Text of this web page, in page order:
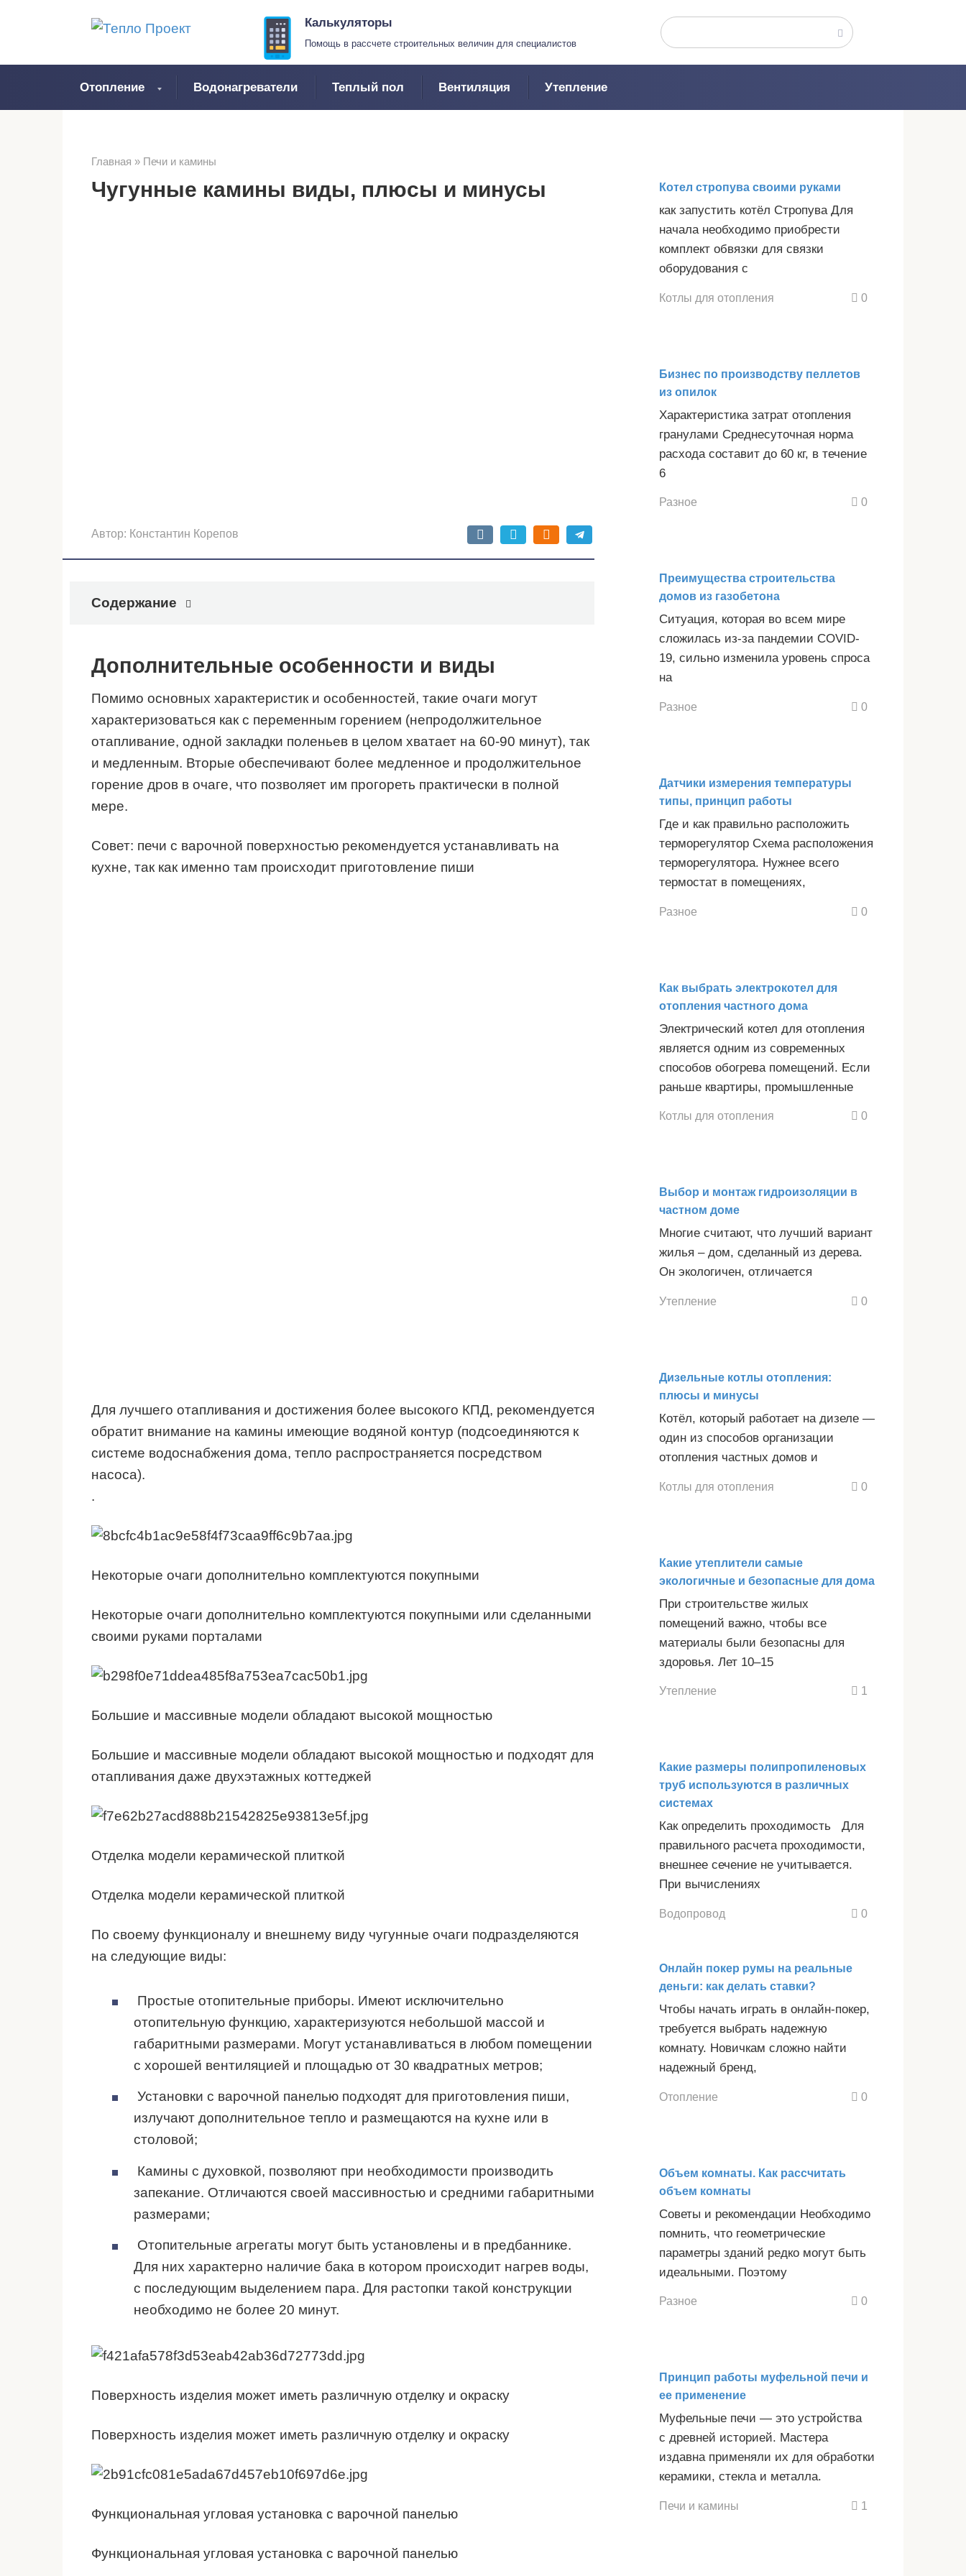
Калькуляторы
Помощь в рассчете строительных величин для специалистов
Поиск:
Отопление Водонагреватели Теплый пол Вентиляция Утепление
Главная » Печи и камины
Чугунные камины виды, плюсы и минусы
Автор: Константин Корепов
Содержание
Дополнительные особенности и виды
Помимо основных характеристик и особенностей, такие очаги могут
характеризоваться как с переменным горением (непродолжительное
отапливание, одной закладки поленьев в целом хватает на 60-90 минут), так
и медленным. Вторые обеспечивают более медленное и продолжительное
горение дров в очаге, что позволяет им прогореть практически в полной
мере.
Совет: печи с варочной поверхностью рекомендуется устанавливать на
кухне, так как именно там происходит приготовление пиши
Для лучшего отапливания и достижения более высокого КПД, рекомендуется
обратит внимание на камины имеющие водяной контур (подсоединяются к
системе водоснабжения дома, тепло распространяется посредством
насоса).
.
Некоторые очаги дополнительно комплектуются покупными
Некоторые очаги дополнительно комплектуются покупными или сделанными
своими руками порталами
Большие и массивные модели обладают высокой мощностью
Большие и массивные модели обладают высокой мощностью и подходят для
отапливания даже двухэтажных коттеджей
Отделка модели керамической плиткой
Отделка модели керамической плиткой
По своему функционалу и внешнему виду чугунные очаги подразделяются
на следующие виды:
Простые отопительные приборы. Имеют исключительно
отопительную функцию, характеризуются небольшой массой и
габаритными размерами. Могут устанавливаться в любом помещении
с хорошей вентиляцией и площадью от 30 квадратных метров;
Установки с варочной панелью подходят для приготовления пиши,
излучают дополнительное тепло и размещаются на кухне или в
столовой;
Камины с духовкой, позволяют при необходимости производить
запекание. Отличаются своей массивностью и средними габаритными
размерами;
Отопительные агрегаты могут быть установлены и в предбаннике.
Для них характерно наличие бака в котором происходит нагрев воды,
с последующим выделением пара. Для растопки такой конструкции
необходимо не более 20 минут.
Поверхность изделия может иметь различную отделку и окраску
Поверхность изделия может иметь различную отделку и окраску
Функциональная угловая установка с варочной панелью
Функциональная угловая установка с варочной панелью
Котел стропува своими руками
как запустить котёл Стропува Для
начала необходимо приобрести
комплект обвязки для связки
оборудования с
Котлы для отопления 0
Бизнес по производству пеллетов
из опилок
Характеристика затрат отопления
гранулами Среднесуточная норма
расхода составит до 60 кг, в течение
6
Разное 0
Преимущества строительства
домов из газобетона
Ситуация, которая во всем мире
сложилась из-за пандемии COVID-
19, сильно изменила уровень спроса
на
Разное 0
Датчики измерения температуры
типы, принцип работы
Где и как правильно расположить
терморегулятор Схема расположения
терморегулятора. Нужнее всего
термостат в помещениях,
Разное 0
Как выбрать электрокотел для
отопления частного дома
Электрический котел для отопления
является одним из современных
способов обогрева помещений. Если
раньше квартиры, промышленные
Котлы для отопления 0
Выбор и монтаж гидроизоляции в
частном доме
Многие считают, что лучший вариант
жилья – дом, сделанный из дерева.
Он экологичен, отличается
Утепление 0
Дизельные котлы отопления:
плюсы и минусы
Котёл, который работает на дизеле —
один из способов организации
отопления частных домов и
Котлы для отопления 0
Какие утеплители самые
экологичные и безопасные для дома
При строительстве жилых
помещений важно, чтобы все
материалы были безопасны для
здоровья. Лет 10–15
Утепление 1
Какие размеры полипропиленовых
труб используются в различных
системах
Как определить проходимость Для
правильного расчета проходимости,
внешнее сечение не учитывается.
При вычислениях
Водопровод 0
Онлайн покер румы на реальные
деньги: как делать ставки?
Чтобы начать играть в онлайн-покер,
требуется выбрать надежную
комнату. Новичкам сложно найти
надежный бренд,
Отопление 0
Объем комнаты. Как рассчитать
объем комнаты
Советы и рекомендации Необходимо
помнить, что геометрические
параметры зданий редко могут быть
идеальными. Поэтому
Разное 0
Принцип работы муфельной печи и
ее применение
Муфельные печи — это устройства
с древней историей. Мастера
издавна применяли их для обработки
керамики, стекла и металла.
Печи и камины 1